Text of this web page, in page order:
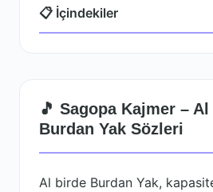
📋 İçindekiler
🎵 Sagopa Kajmer –
Burdan Yak Sözleri
Al birde Burdan Yak,